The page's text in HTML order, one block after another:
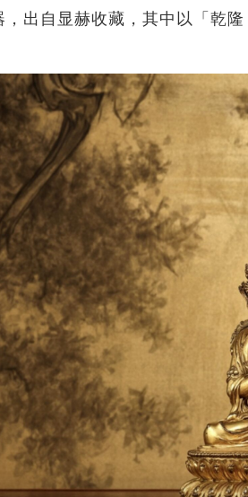
，出自显赫收藏，其中以「乾